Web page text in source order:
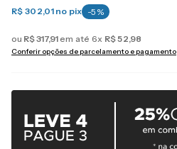
R$ 302,01 no pix -5 %
ou R$317,91 em até 6x R$52,98
Conferir opções de parcelamento e pagamento